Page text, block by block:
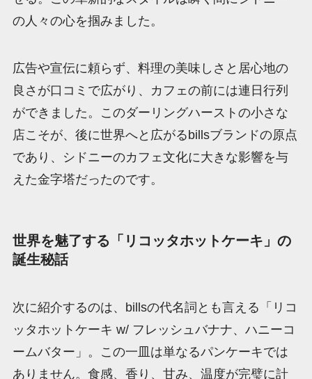
の人々の心を掴みました。
広告や宣伝に頼らず、料理の美味しさと居心地の
良さが口コミで広がり、カフェの前には連日行列
ができました。このダーリングハーストの小さな
店こそが、後に世界へと広がるbillsブランドの原点
であり、シドニーのカフェ文化に大きな影響を与
えた金字塔だったのです。
世界を魅了する「リコッタホットケーキ」の
誕生秘話
次に紹介するのは、billsの代名詞とも言える「リコ
ッタホットケーキ w/ フレッシュバナナ、ハニーコ
ームバター」。この一皿は単なるパンケーキでは
ありません。食感、香り、甘み、温度が完璧に計